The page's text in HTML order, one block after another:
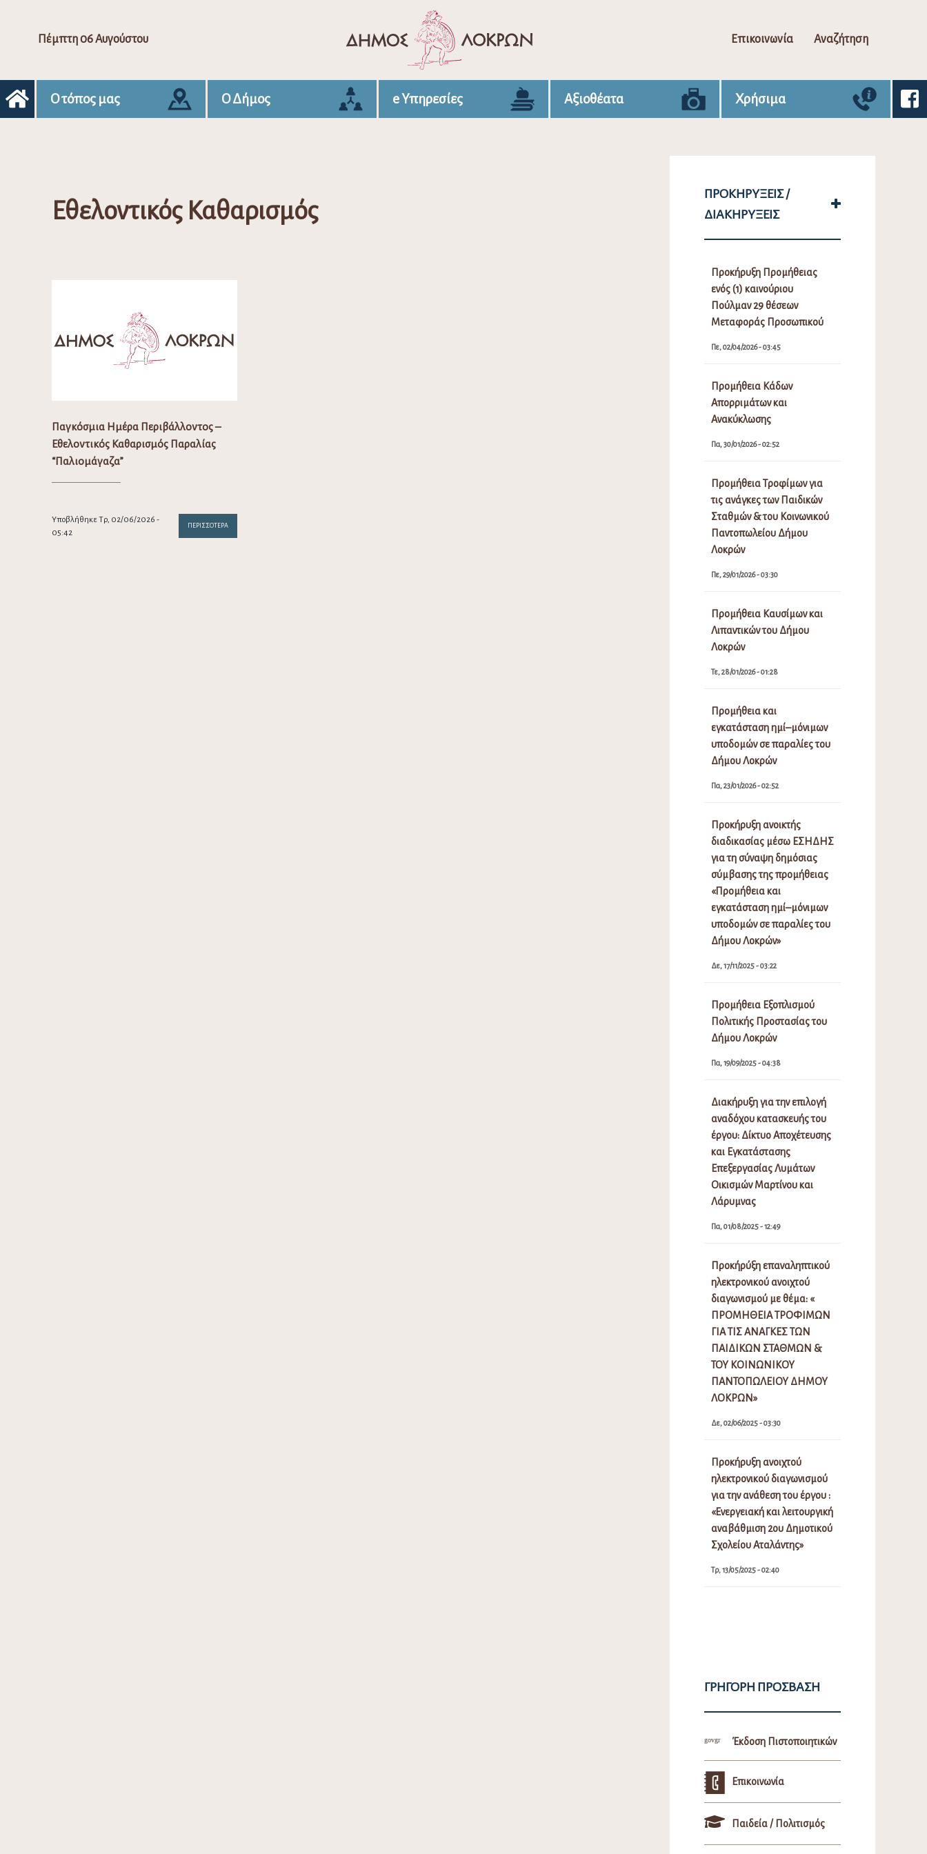
Πέμπτη 06 Αυγούστου Επικοινωνία Αναζήτηση
Ο τόπος μας Ο Δήμος e Υπηρεσίες Αξιοθέατα Χρήσιμα
Εθελοντικός Καθαρισμός
Παγκόσμια Ημέρα Περιβάλλοντος –
Εθελοντικός Καθαρισμός Παραλίας
“Παλιομάγαζα”
Υποβλήθηκε Τρ, 02/06/2026 -
05:42
ΠΕΡΙΣΣΌΤΕΡΑ
ΠΡΟΚΗΡΎΞΕΙΣ /
ΔΙΑΚΗΡΎΞΕΙΣ
Προκήρυξη Προμήθειας
ενός (1) καινούριου
Πούλμαν 29 θέσεων
Μεταφοράς Προσωπικού
Πε, 02/04/2026 - 03:45
Προμήθεια Κάδων
Απορριμάτων και
Ανακύκλωσης
Πα, 30/01/2026 - 02:52
Προμήθεια Τροφίμων για
τις ανάγκες των Παιδικών
Σταθμών & του Κοινωνικού
Παντοπωλείου Δήμου
Λοκρών
Πε, 29/01/2026 - 03:30
Προμήθεια Καυσίμων και
Λιπαντικών του Δήμου
Λοκρών
Τε, 28/01/2026 - 01:28
Προμήθεια και
εγκατάσταση ημί–μόνιμων
υποδομών σε παραλίες του
Δήμου Λοκρών
Πα, 23/01/2026 - 02:52
Προκήρυξη ανοικτής
διαδικασίας μέσω ΕΣΗΔΗΣ
για τη σύναψη δημόσιας
σύμβασης της προμήθειας
«Προμήθεια και
εγκατάσταση ημί–μόνιμων
υποδομών σε παραλίες του
Δήμου Λοκρών»
Δε, 17/11/2025 - 03:22
Προμήθεια Εξοπλισμού
Πολιτικής Προστασίας του
Δήμου Λοκρών
Πα, 19/09/2025 - 04:38
Διακήρυξη για την επιλογή
αναδόχου κατασκευής του
έργου: Δίκτυο Αποχέτευσης
και Εγκατάστασης
Επεξεργασίας Λυμάτων
Οικισμών Μαρτίνου και
Λάρυμνας
Πα, 01/08/2025 - 12:49
Προκήρύξη επαναληπτικού
ηλεκτρονικού ανοιχτού
διαγωνισμού με θέμα: «
ΠΡΟΜΗΘΕΙΑ ΤΡΟΦΙΜΩΝ
ΓΙΑ ΤΙΣ ΑΝΑΓΚΕΣ ΤΩΝ
ΠΑΙΔΙΚΩΝ ΣΤΑΘΜΩΝ &
ΤΟΥ ΚΟΙΝΩΝΙΚΟΥ
ΠΑΝΤΟΠΩΛΕΙΟΥ ΔΗΜΟΥ
ΛΟΚΡΩΝ»
Δε, 02/06/2025 - 03:30
Προκήρυξη ανοιχτού
ηλεκτρονικού διαγωνισμού
για την ανάθεση του έργου :
«Ενεργειακή και λειτουργική
αναβάθμιση 2ου Δημοτικού
Σχολείου Αταλάντης»
Τρ, 13/05/2025 - 02:40
ΓΡΉΓΟΡΗ ΠΡΌΣΒΑΣΗ
Έκδοση Πιστοποιητικών
Επικοινωνία
Παιδεία / Πολιτισμός